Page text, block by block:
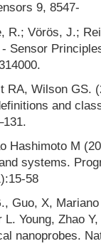
9, 8547-
R.; Vörös, J.;
Sensor
RA, Wilson GS.
and
Hashimoto M
systems.
58
Guo, X,
Young, Zhao
nanoprobes.